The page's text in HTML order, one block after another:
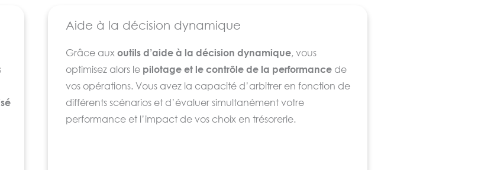
Aide à la décision dynamique
Grâce aux outils d’aide à la décision dynamique, vous
optimisez alors le pilotage et le contrôle de la performance de
vos opérations. Vous avez la capacité d’arbitrer en fonction de
différents scénarios et d’évaluer simultanément votre
performance et l’impact de vos choix en trésorerie.